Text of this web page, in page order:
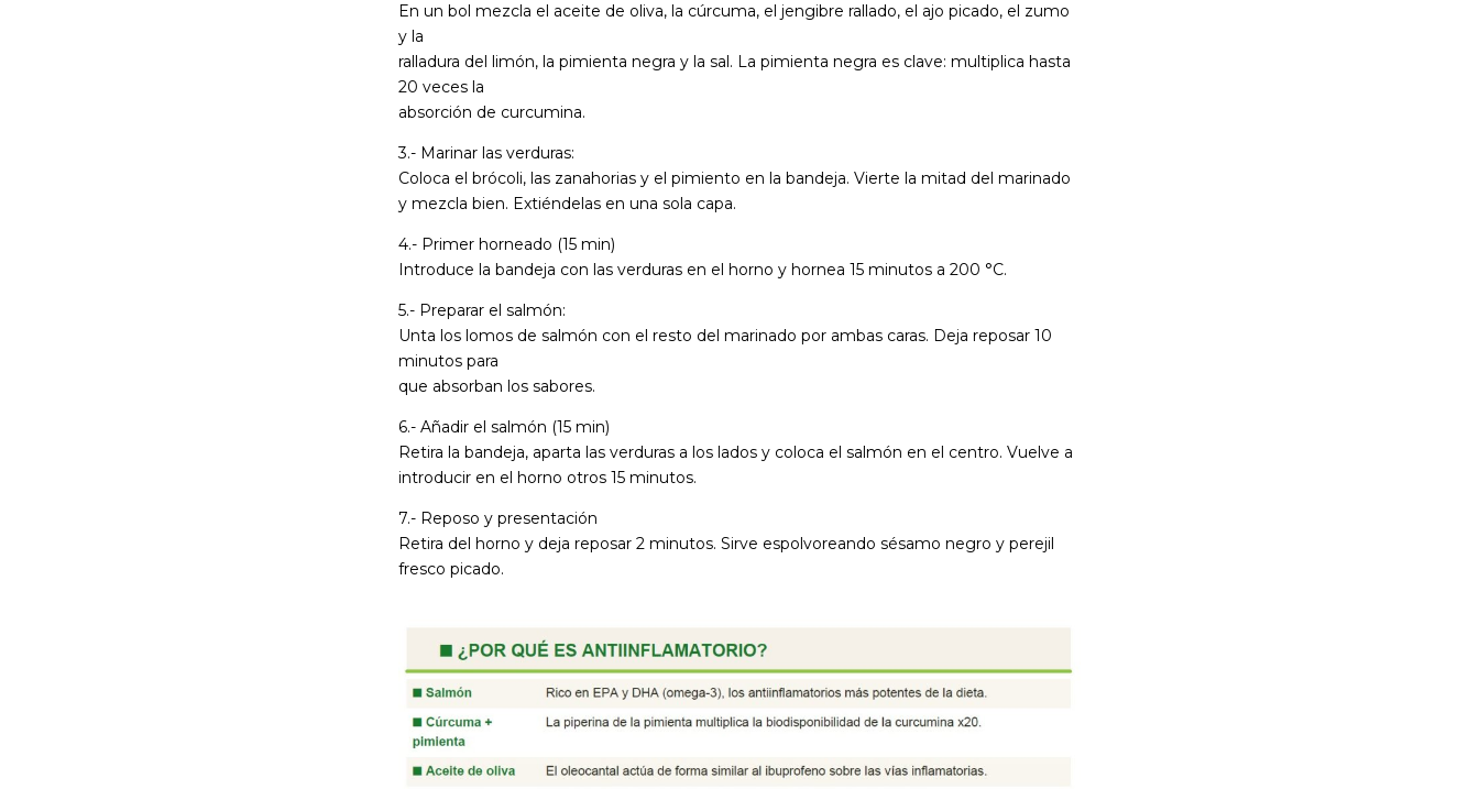
En un bol mezcla el aceite de oliva, la cúrcuma, el jengibre rallado, el ajo picado, el zumo
y la
ralladura del limón, la pimienta negra y la sal. La pimienta negra es clave: multiplica hasta
20 veces la
absorción de curcumina.
3.- Marinar las verduras:
Coloca el brócoli, las zanahorias y el pimiento en la bandeja. Vierte la mitad del marinado
y mezcla bien. Extiéndelas en una sola capa.
4.- Primer horneado (15 min)
Introduce la bandeja con las verduras en el horno y hornea 15 minutos a 200 °C.
5.- Preparar el salmón:
Unta los lomos de salmón con el resto del marinado por ambas caras. Deja reposar 10
minutos para
que absorban los sabores.
6.- Añadir el salmón (15 min)
Retira la bandeja, aparta las verduras a los lados y coloca el salmón en el centro. Vuelve a
introducir en el horno otros 15 minutos.
7.- Reposo y presentación
Retira del horno y deja reposar 2 minutos. Sirve espolvoreando sésamo negro y perejil
fresco picado.